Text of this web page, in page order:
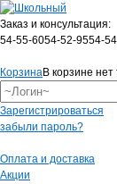
Заказ и консультация:
54-55-6054-52-9554-
КорзинаВ корзине нет
Зарегистрироваться
забыли пароль?
Оплата и доставка
Акции